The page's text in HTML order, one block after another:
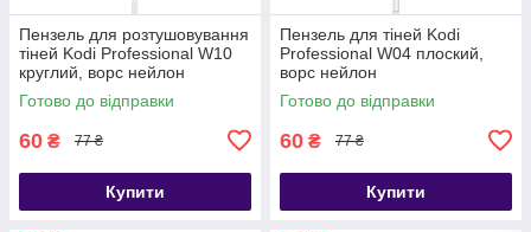
Пензель для розтушовування
тіней Kodi Professional W10
круглий, ворс нейлон
Готово до відправки
60 ₴ 77 ₴
Купити
Пензель для тіней Kodi
Professional W04 плоский,
ворс нейлон
Готово до відправки
60 ₴ 77 ₴
Купити